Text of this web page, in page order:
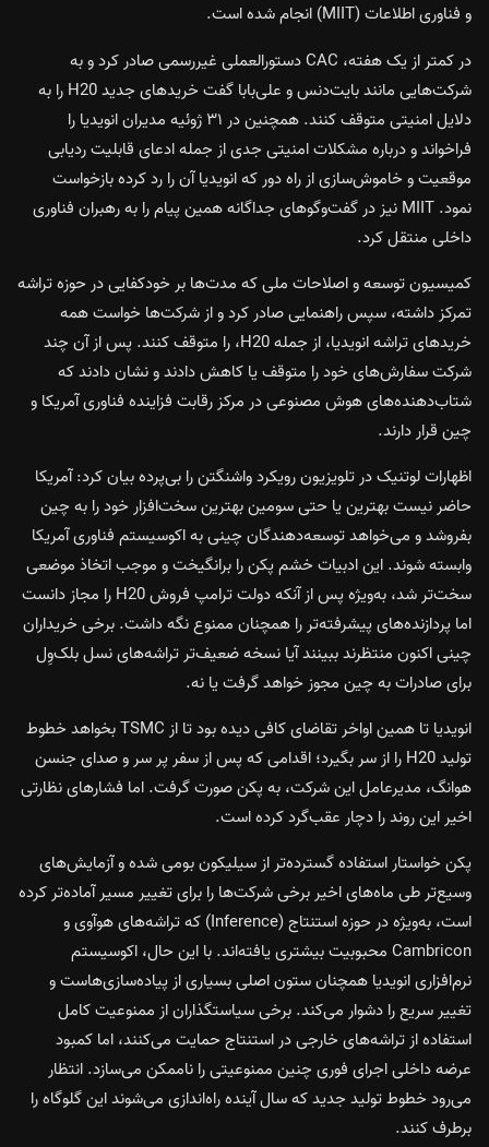
و فناوری اطلاعات (MIIT) انجام شده است.
در کمتر از یک هفته، CAC دستورالعملی غیررسمی صادر کرد و به
شرکت‌هایی مانند بایت‌دنس و علی‌بابا گفت خریدهای جدید H20 را به
دلایل امنیتی متوقف کنند. همچنین در ۳۱ ژوئیه مدیران انویدیا را
فراخواند و درباره مشکلات امنیتی جدی از جمله ادعای قابلیت ردیابی
موقعیت و خاموش‌سازی از راه دور که انویدیا آن را رد کرده بازخواست
نمود. MIIT نیز در گفت‌وگوهای جداگانه همین پیام را به رهبران فناوری
داخلی منتقل کرد.
کمیسیون توسعه و اصلاحات ملی که مدت‌ها بر خودکفایی در حوزه تراشه
تمرکز داشته، سپس راهنمایی صادر کرد و از شرکت‌ها خواست همه
خریدهای تراشه انویدیا، از جمله H20، را متوقف کنند. پس از آن چند
شرکت سفارش‌های خود را متوقف یا کاهش دادند و نشان دادند که
شتاب‌دهنده‌های هوش مصنوعی در مرکز رقابت فزاینده فناوری آمریکا و
چین قرار دارند.
اظهارات لوتنیک در تلویزیون رویکرد واشنگتن را بی‌پرده بیان کرد: آمریکا
حاضر نیست بهترین یا حتی سومین بهترین سخت‌افزار خود را به چین
بفروشد و می‌خواهد توسعه‌دهندگان چینی به اکوسیستم فناوری آمریکا
وابسته شوند. این ادبیات خشم پکن را برانگیخت و موجب اتخاذ موضعی
سخت‌تر شد، به‌ویژه پس از آنکه دولت ترامپ فروش H20 را مجاز دانست
اما پردازنده‌های پیشرفته‌تر را همچنان ممنوع نگه داشت. برخی خریداران
چینی اکنون منتظرند ببینند آیا نسخه ضعیف‌تر تراشه‌های نسل بلک‌وِل
برای صادرات به چین مجوز خواهد گرفت یا نه.
انویدیا تا همین اواخر تقاضای کافی دیده بود تا از TSMC بخواهد خطوط
تولید H20 را از سر بگیرد؛ اقدامی که پس از سفر پر سر و صدای جنسن
هوانگ، مدیرعامل این شرکت، به پکن صورت گرفت. اما فشارهای نظارتی
اخیر این روند را دچار عقب‌گرد کرده است.
پکن خواستار استفاده گسترده‌تر از سیلیکون بومی شده و آزمایش‌های
وسیع‌تر طی ماه‌های اخیر برخی شرکت‌ها را برای تغییر مسیر آماده‌تر کرده
است، به‌ویژه در حوزه استنتاج (Inference) که تراشه‌های هوآوی و
Cambricon محبوبیت بیشتری یافته‌اند. با این حال، اکوسیستم
نرم‌افزاری انویدیا همچنان ستون اصلی بسیاری از پیاده‌سازی‌هاست و
تغییر سریع را دشوار می‌کند. برخی سیاستگذاران از ممنوعیت کامل
استفاده از تراشه‌های خارجی در استنتاج حمایت می‌کنند، اما کمبود
عرضه داخلی اجرای فوری چنین ممنوعیتی را ناممکن می‌سازد. انتظار
می‌رود خطوط تولید جدید که سال آینده راه‌اندازی می‌شوند این گلوگاه را
برطرف کنند.